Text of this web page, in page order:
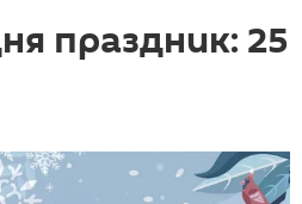
праздник: 25